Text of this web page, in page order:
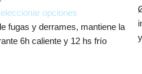
opciones
fugas y derrames, mantiene la
6h caliente y 12 hs frío